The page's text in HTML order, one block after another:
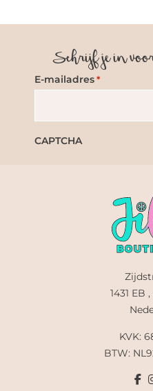
Schrijf je in
E-mailadres *
CAPTCHA
1431 EB
KVK:
BTW: